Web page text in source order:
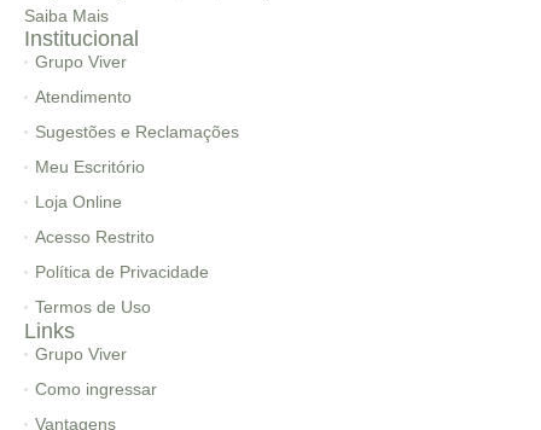
Saiba Mais
Institucional
Grupo Viver
Atendimento
Sugestões e Reclamações
Meu Escritório
Loja Online
Acesso Restrito
Política de Privacidade
Termos de Uso
Links
Grupo Viver
Como ingressar
Vantagens